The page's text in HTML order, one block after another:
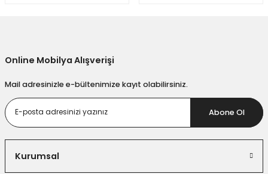
Online Mobilya Alışverişi
Mail adresinizle e-bültenimize kayıt olabilirsiniz.
Abone Ol
Kurumsal